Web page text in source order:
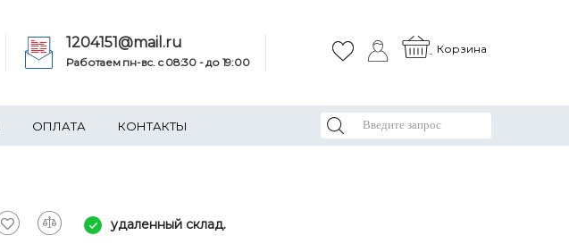
1204151@mail.ru
Работаем пн-вс. c 08:30 - до 19:00
Корзина
ОПЛАТА КОНТАКТЫ
удаленный склад.